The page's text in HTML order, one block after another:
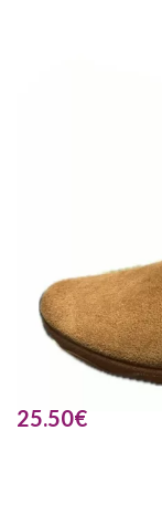
25.50€